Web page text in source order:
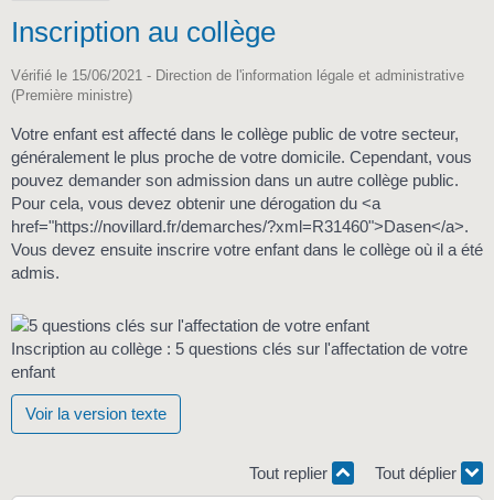
Inscription au collège
Vérifié le 15/06/2021 - Direction de l'information légale et administrative
(Première ministre)
Votre enfant est affecté dans le collège public de votre secteur,
généralement le plus proche de votre domicile. Cependant, vous
pouvez demander son admission dans un autre collège public.
Pour cela, vous devez obtenir une dérogation du <a
href="https://novillard.fr/demarches/?xml=R31460">Dasen</a>.
Vous devez ensuite inscrire votre enfant dans le collège où il a été
admis.
Inscription au collège : 5 questions clés sur l'affectation de votre
enfant
Voir la version texte
Tout replier Tout déplier